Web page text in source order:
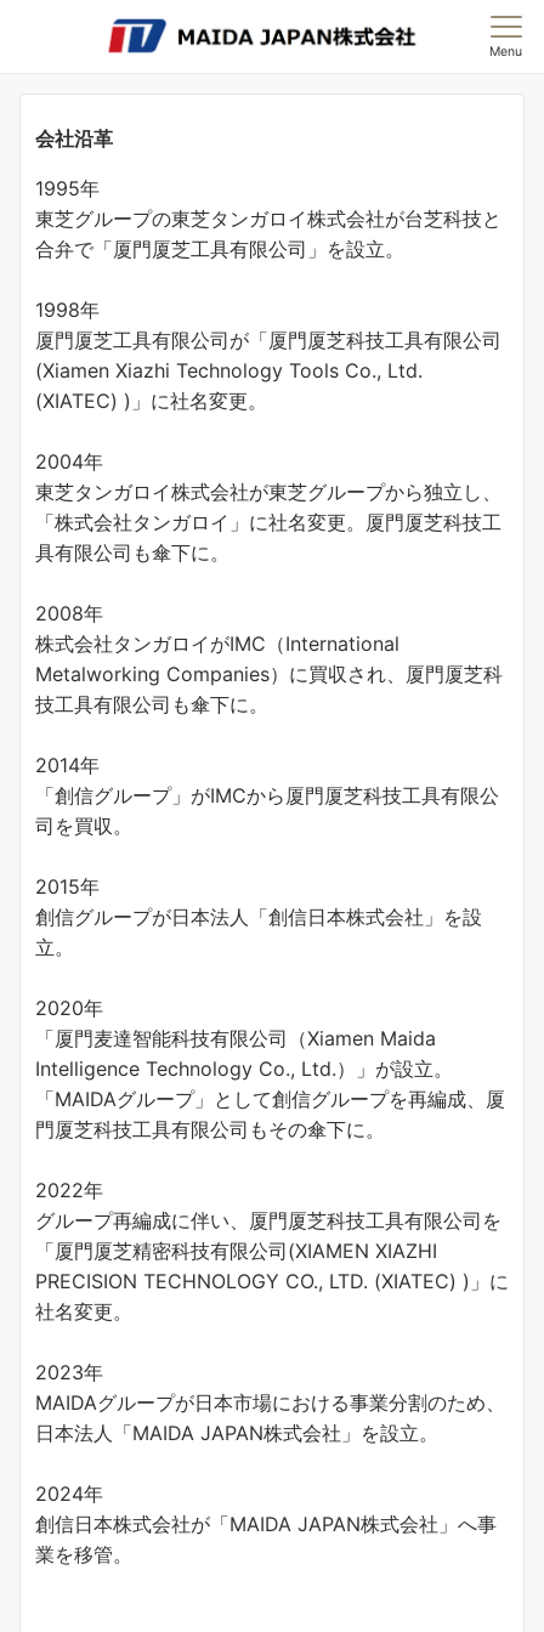
Menu
会社沿革
1995年
東芝グループの東芝タンガロイ株式会社が台芝科技と
合弁で「厦門厦芝工具有限公司」を設立。
1998年
厦門厦芝工具有限公司が「厦門厦芝科技工具有限公司
(Xiamen Xiazhi Technology Tools Co., Ltd.
(XIATEC) )」に社名変更。
2004年
東芝タンガロイ株式会社が東芝グループから独立し、
「株式会社タンガロイ」に社名変更。厦門厦芝科技工
具有限公司も傘下に。
2008年
株式会社タンガロイがIMC（International
Metalworking Companies）に買収され、厦門厦芝科
技工具有限公司も傘下に。
2014年
「創信グループ」がIMCから厦門厦芝科技工具有限公
司を買収。
2015年
創信グループが日本法人「創信日本株式会社」を設
立。
2020年
「厦門麦達智能科技有限公司（Xiamen Maida
Intelligence Technology Co., Ltd.）」が設立。
「MAIDAグループ」として創信グループを再編成、厦
門厦芝科技工具有限公司もその傘下に。
2022年
グループ再編成に伴い、厦門厦芝科技工具有限公司を
「厦門厦芝精密科技有限公司(XIAMEN XIAZHI
PRECISION TECHNOLOGY CO., LTD. (XIATEC) )」に
社名変更。
2023年
MAIDAグループが日本市場における事業分割のため、
日本法人「MAIDA JAPAN株式会社」を設立。
2024年
創信日本株式会社が「MAIDA JAPAN株式会社」へ事
業を移管。